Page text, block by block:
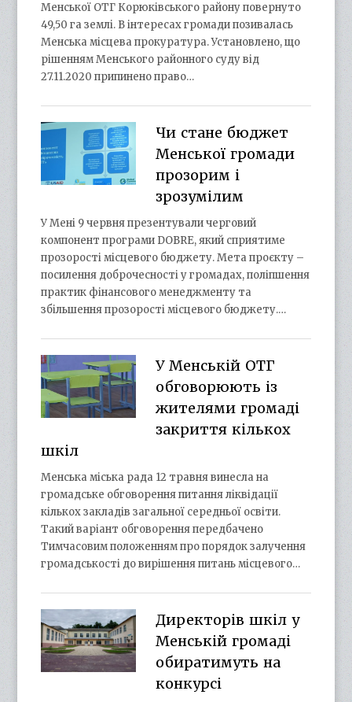
Менської ОТГ Корюківського району повернуто
49,50 га землі. В інтересах громади позивалась
Менська місцева прокуратура. Установлено, що
рішенням Менського районного суду від
27.11.2020 припинено право…
Чи стане бюджет
Менської громади
прозорим і
зрозумілим
У Мені 9 червня презентували черговий
компонент програми DOBRE, який сприятиме
прозорості місцевого бюджету. Мета проєкту –
посилення доброчесності у громадах, поліпшення
практик фінансового менеджменту та
збільшення прозорості місцевого бюджету.…
У Менській ОТГ
обговорюють із
жителями громаді
закриття кількох
шкіл
Менська міська рада 12 травня винесла на
громадське обговорення питання ліквідації
кількох закладів загальної середньої освіти.
Такий варіант обговорення передбачено
Тимчасовим положенням про порядок залучення
громадськості до вирішення питань місцевого…
Директорів шкіл у
Менській громаді
обиратимуть на
конкурсі